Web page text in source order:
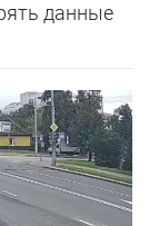
данные